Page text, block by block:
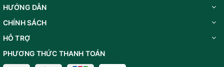
HƯỚNG DẪN
CHÍNH SÁCH
HỖ TRỢ
PHƯƠNG THỨC THANH TOÁN